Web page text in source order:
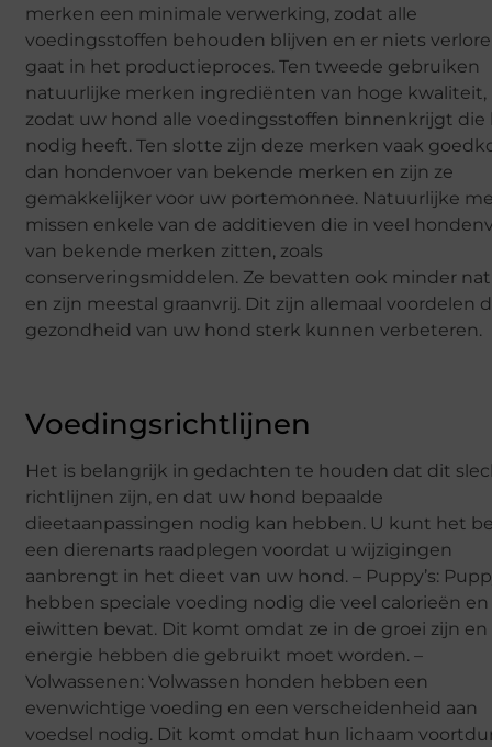
merken een minimale verwerking, zodat alle
voedingsstoffen behouden blijven en er niets
gaat in het productieproces. Ten tweede gebruiken
natuurlijke merken ingrediënten van hoge kwaliteit,
zodat uw hond alle voedingsstoffen binnenkrijgt die
nodig heeft. Ten slotte zijn deze merken vaak
dan hondenvoer van bekende merken en zijn ze
gemakkelijker voor uw portemonnee. Natuurlijke
missen enkele van de additieven die in veel
van bekende merken zitten, zoals
conserveringsmiddelen. Ze bevatten ook minder
en zijn meestal graanvrij. Dit zijn allemaal voordelen
gezondheid van uw hond sterk kunnen verbeteren.
Voedingsrichtlijnen
Het is belangrijk in gedachten te houden dat dit
richtlijnen zijn, en dat uw hond bepaalde
dieetaanpassingen nodig kan hebben. U kunt het
een dierenarts raadplegen voordat u wijzigingen
aanbrengt in het dieet van uw hond. – Puppy’s:
hebben speciale voeding nodig die veel calorieën en
eiwitten bevat. Dit komt omdat ze in de groei zijn en
energie hebben die gebruikt moet worden. –
Volwassenen: Volwassen honden hebben een
evenwichtige voeding en een verscheidenheid aan
voedsel nodig. Dit komt omdat hun lichaam